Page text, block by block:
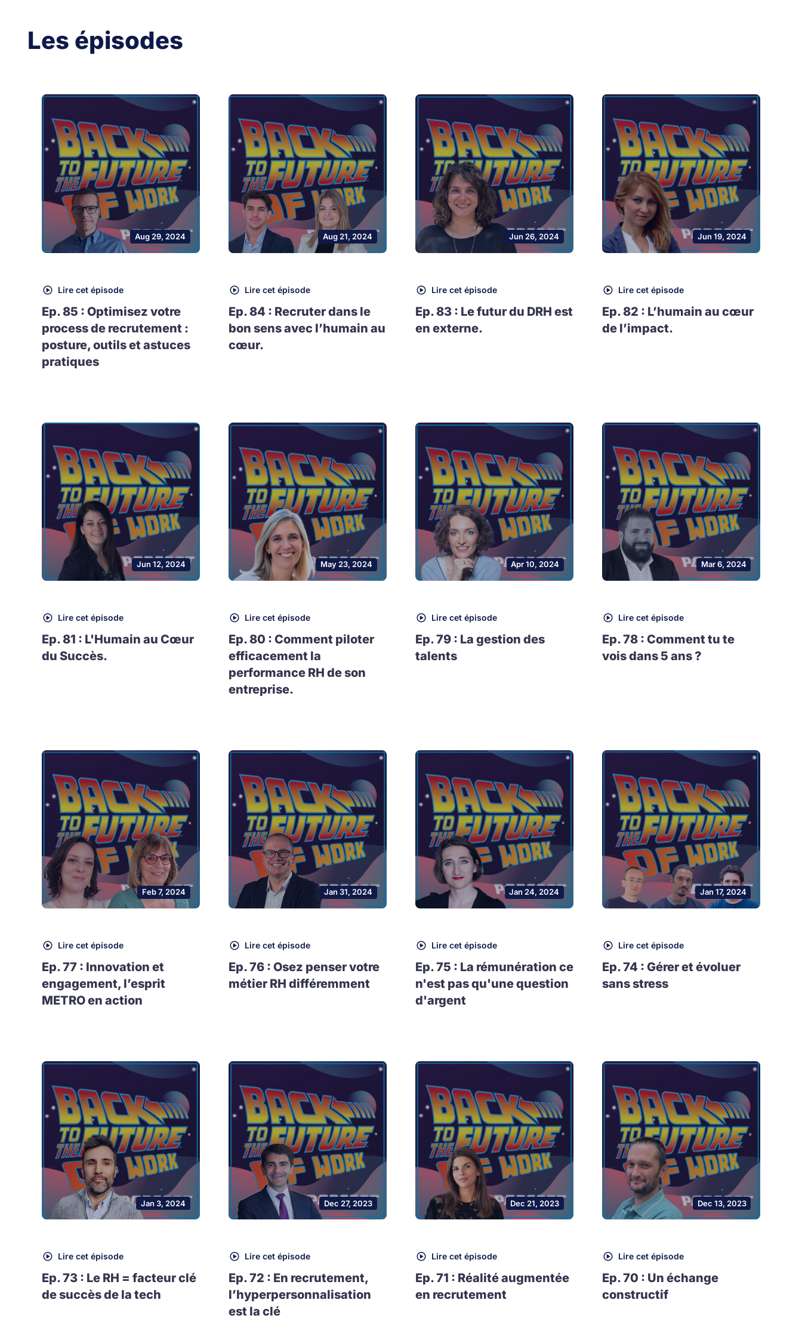
Les épisodes
Aug 29, 2024
Lire cet épisode
Ep. 85 : Optimisez votre
process de recrutement :
posture, outils et astuces
pratiques
Aug 21, 2024
Lire cet épisode
Ep. 84 : Recruter dans le
bon sens avec l’humain au
cœur.
Jun 26, 2024
Lire cet épisode
Ep. 83 : Le futur du DRH est
en externe.
Jun 19, 2024
Lire cet épisode
Ep. 82 : L’humain au cœur
de l’impact.
Jun 12, 2024
Lire cet épisode
Ep. 81 : L'Humain au Cœur
du Succès.
May 23, 2024
Lire cet épisode
Ep. 80 : Comment piloter
efficacement la
performance RH de son
entreprise.
Apr 10, 2024
Lire cet épisode
Ep. 79 : La gestion des
talents
Mar 6, 2024
Lire cet épisode
Ep. 78 : Comment tu te
vois dans 5 ans ?
Feb 7, 2024
Lire cet épisode
Ep. 77 : Innovation et
engagement, l’esprit
METRO en action
Jan 31, 2024
Lire cet épisode
Ep. 76 : Osez penser votre
métier RH différemment
Jan 24, 2024
Lire cet épisode
Ep. 75 : La rémunération ce
n'est pas qu'une question
d'argent
Jan 17, 2024
Lire cet épisode
Ep. 74 : Gérer et évoluer
sans stress
Jan 3, 2024
Lire cet épisode
Ep. 73 : Le RH = facteur clé
de succès de la tech
Dec 27, 2023
Lire cet épisode
Ep. 72 : En recrutement,
l’hyperpersonnalisation
est la clé
Dec 21, 2023
Lire cet épisode
Ep. 71 : Réalité augmentée
en recrutement
Dec 13, 2023
Lire cet épisode
Ep. 70 : Un échange
constructif